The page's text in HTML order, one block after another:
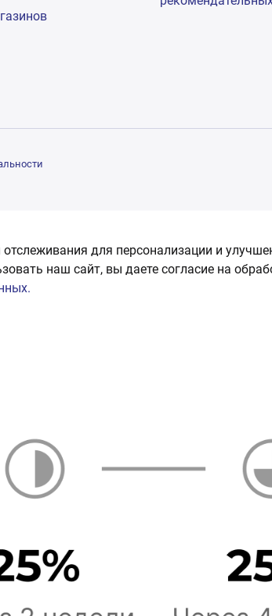
для персонализации и
наш сайт, вы даете согласие на